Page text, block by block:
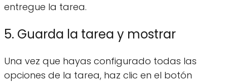
entregue la tarea.
5. Guarda la tarea y mostrar
Una vez que hayas configurado todas las
opciones de la tarea, haz clic en el botón